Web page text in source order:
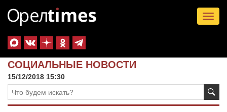
СОЦИАЛЬНЫЕ НОВОСТИ
15/12/2018 15:30